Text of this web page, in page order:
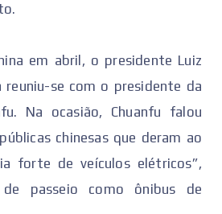
em abril, o presidente Luiz
reuniu-se com o presidente da
Na ocasião, Chuanfu falou
chinesas que deram ao
forte de veículos elétricos”,
passeio como ônibus de